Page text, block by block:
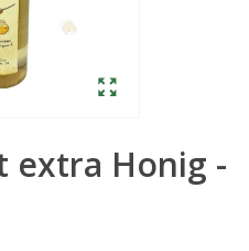
extra Honig -